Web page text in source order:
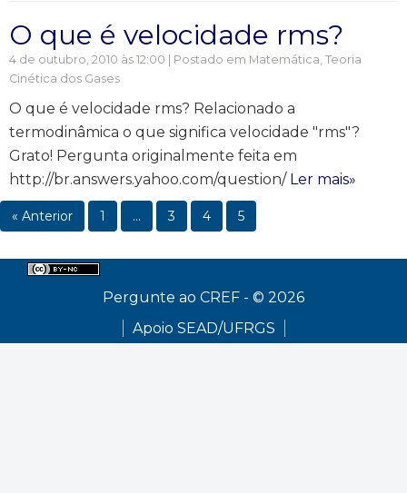
O que é velocidade rms?
4 de outubro, 2010 às 12:00 | Postado em Matemática, Teoria
Cinética dos Gases
O que é velocidade rms? Relacionado a
termodinâmica o que significa velocidade "rms"?
Grato! Pergunta originalmente feita em
http://br.answers.yahoo.com/question/ Ler mais»
« Anterior 1 … 3 4 5
Pergunte ao CREF - © 2026
Apoio SEAD/UFRGS